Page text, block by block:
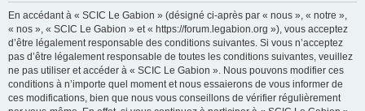
En accédant à « SCIC Le Gabion » (désigné ci-après par « nous », « notre »,
« nos », « SCIC Le Gabion » et « https://forum.legabion.org »), vous acceptez
d’être légalement responsable des conditions suivantes. Si vous n’acceptez
pas d’être légalement responsable de toutes les conditions suivantes, veuillez
ne pas utiliser et accéder à « SCIC Le Gabion ». Nous pouvons modifier ces
conditions à n’importe quel moment et nous essaierons de vous informer de
ces modifications, bien que nous vous conseillons de vérifier régulièrement